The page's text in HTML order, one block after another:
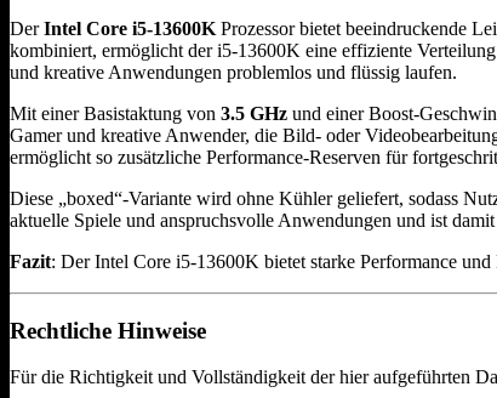
DerIntel Core i5-13600K Prozessor bietet beeindruckende
kombiniert, ermöglicht der i5-13600K eine effiziente
und kreative Anwendungen problemlos und flüssig laufen.
Mit einer Basistaktung von 3.5 GHz und einer Boost-
Gamer und kreative Anwender, die Bild- oder
ermöglicht so zusätzliche Performance-Reserven für
Diese „boxed“-Variante wird ohne Kühler geliefert, sodass
aktuelle Spiele und anspruchsvolle Anwendungen und ist
Fazit: Der Intel Core i5-13600K bietet starke Performance
Rechtliche Hinweise
Für die Richtigkeit und Vollständigkeit der hier aufgeführten